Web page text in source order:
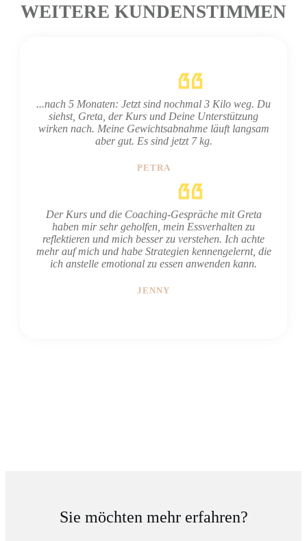
WEITERE KUNDENSTIMMEN
...nach 5 Monaten: Jetzt sind nochmal 3 Kilo weg. Du
siehst, Greta, der Kurs und Deine Unterstützung
wirken nach. Meine Gewichtsabnahme läuft langsam
aber gut. Es sind jetzt 7 kg.
PETRA
Der Kurs und die Coaching-Gespräche mit Greta
haben mir sehr geholfen, mein Essverhalten zu
reflektieren und mich besser zu verstehen. Ich achte
mehr auf mich und habe Strategien kennengelernt, die
ich anstelle emotional zu essen anwenden kann.
JENNY
Sie möchten mehr erfahren?